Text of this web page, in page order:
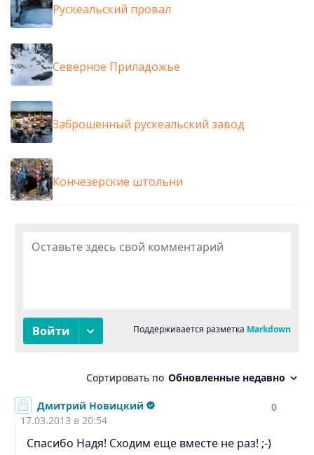
Рускеальский провал
Северное Приладожье
Заброшенный рускеальский завод
Кончезерские штольни